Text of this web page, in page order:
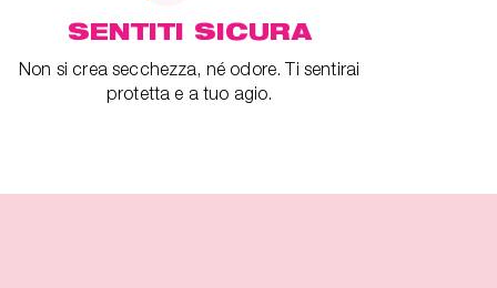
SENTITI SICURA
Non si crea secchezza, né odore. Ti sentirai
protetta e a tuo agio.